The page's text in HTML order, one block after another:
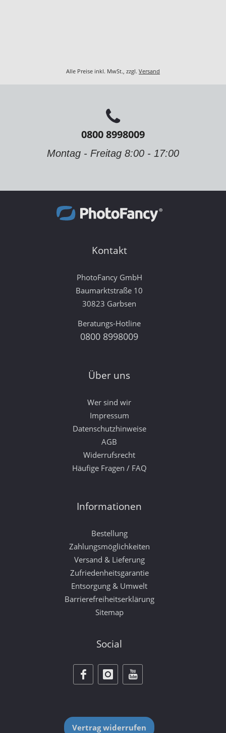
Alle Preise inkl. MwSt., zzgl. Versand
0800 8998009
Montag - Freitag 8:00 - 17:00
Kontakt
PhotoFancy GmbH
Baumarktstraße 10
30823 Garbsen
Beratungs-Hotline
0800 8998009
Über uns
Wer sind wir
Impressum
Datenschutzhinweise
AGB
Widerrufsrecht
Häufige Fragen / FAQ
Informationen
Bestellung
Zahlungsmöglichkeiten
Versand & Lieferung
Zufriedenheitsgarantie
Entsorgung & Umwelt
Barrierefreiheitserklärung
Sitemap
Social
Vertrag widerrufen